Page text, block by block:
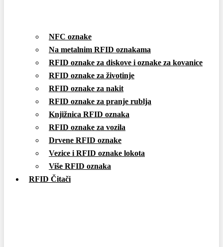
NFC oznake
Na metalnim RFID oznakama
RFID oznake za diskove i oznake za kovanice
RFID oznake za životinje
RFID oznake za nakit
RFID oznake za pranje rublja
Knjižnica RFID oznaka
RFID oznake za vozila
Drvene RFID oznake
Vezice i RFID oznake lokota
Više RFID oznaka
RFID Čitači